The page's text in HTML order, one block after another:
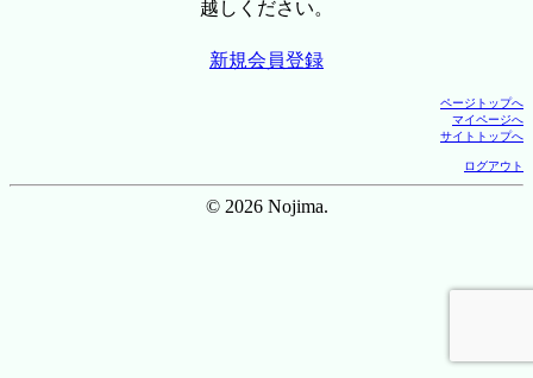
越しください。
新規会員登録
ページトップへ
マイページへ
サイトトップへ
ログアウト
© 2026 Nojima.